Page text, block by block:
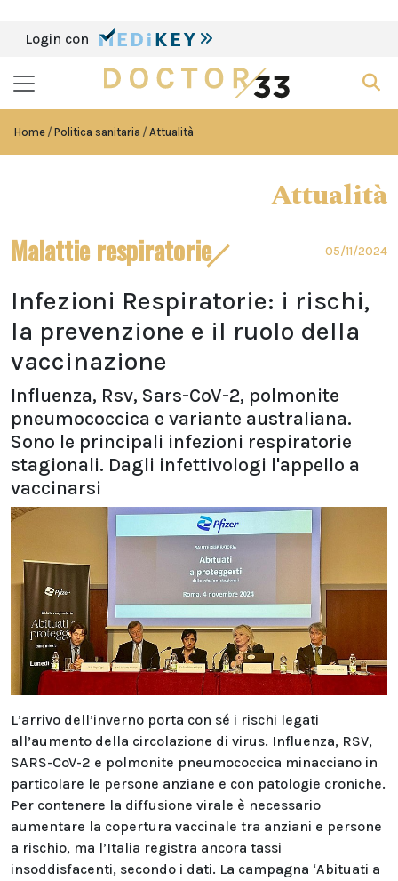
Login con
Home Politica sanitaria Attualità
Attualità
Malattie respiratorie 05/11/2024
Infezioni Respiratorie: i rischi,
la prevenzione e il ruolo della
vaccinazione
Influenza, Rsv, Sars-CoV-2, polmonite
pneumococcica e variante australiana.
Sono le principali infezioni respiratorie
stagionali. Dagli infettivologi l'appello a
vaccinarsi
L’arrivo dell’inverno porta con sé i rischi legati
all’aumento della circolazione di virus. Influenza, RSV,
SARS-CoV-2 e polmonite pneumococcica minacciano in
particolare le persone anziane e con patologie croniche.
Per contenere la diffusione virale è necessario
aumentare la copertura vaccinale tra anziani e persone
a rischio, ma l’Italia registra ancora tassi
insoddisfacenti, secondo i dati. La campagna ‘Abituati a